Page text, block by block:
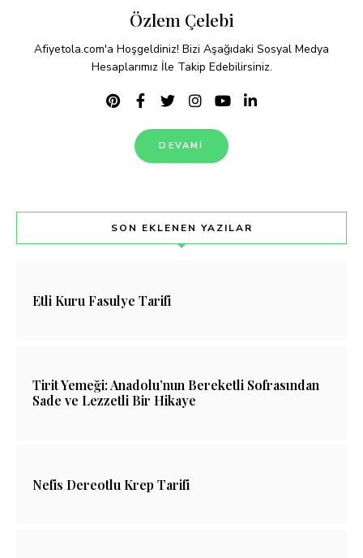
Özlem Çelebi
Afiyetola.com'a Hoşgeldiniz! Bizi Aşağıdaki Sosyal Medya
Hesaplarımız İle Takip Edebilirsiniz.
DEVAMI
SON EKLENEN YAZILAR
Etli Kuru Fasulye Tarifi
Tirit Yemeği: Anadolu’nun Bereketli Sofrasından
Sade ve Lezzetli Bir Hikaye
Nefis Dereotlu Krep Tarifi